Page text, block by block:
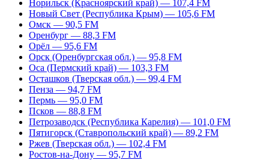
Норильск (Красноярский край) — 107,4 FM
Новый Свет (Республика Крым) — 105,6 FM
Омск — 90,5 FM
Оренбург — 88,3 FM
Орёл — 95,6 FM
Орск (Оренбургская обл.) — 95,8 FM
Оса (Пермский край) — 103,3 FM
Осташков (Тверская обл.) — 99,4 FM
Пенза — 94,7 FM
Пермь — 95,0 FM
Псков — 88,8 FM
Петрозаводск (Республика Карелия) — 101,0 FM
Пятигорск (Ставропольский край) — 89,2 FM
Ржев (Тверская обл.) — 102,4 FM
Ростов-на-Дону — 95,7 FM